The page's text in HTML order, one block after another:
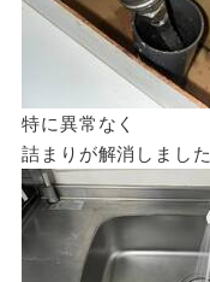
特に異常なく
詰まりが解消しました